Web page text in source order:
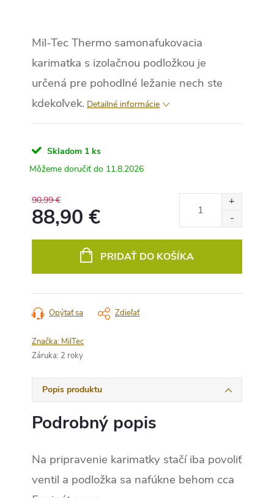
Mil-Tec Thermo samonafukovacia
karimatka s izolačnou podložkou je
určená pre pohodlné ležanie nech ste
kdekoľvek. Detailné informácie
Skladom 1 ks
11.8.2026
90,99 €
88,90 €
PRIDAŤ DO KOŠÍKA
Opýtať sa Zdieľať
Značka: MilTec
Záruka: 2 roky
Popis produktu
Podrobný popis
Na pripravenie karimatky stačí iba povoliť
ventil a podložka sa nafúkne behom cca